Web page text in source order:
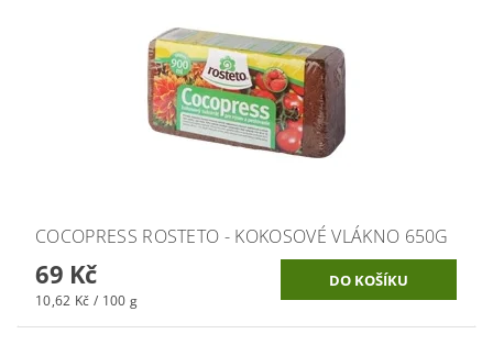
COCOPRESS ROSTETO - KOKOSOVÉ VLÁKNO 650G
69 Kč
10,62 Kč / 100 g